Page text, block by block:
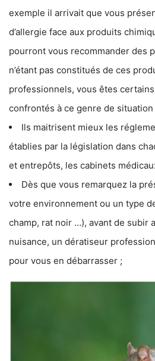
exemple il arrivait que vous
d’allergie face aux produits
pourront vous recommander des
n’étant pas constitués de ces
professionnels, vous êtes
confrontés à ce genre de situation
Ils maitrisent mieux les
établies par la législation dans
et entrepôts, les cabinets
Dès que vous remarquez la
votre environnement ou un type
champ, rat noir …), avant de subir
nuisance, un dératiseur
pour vous en débarrasser ;